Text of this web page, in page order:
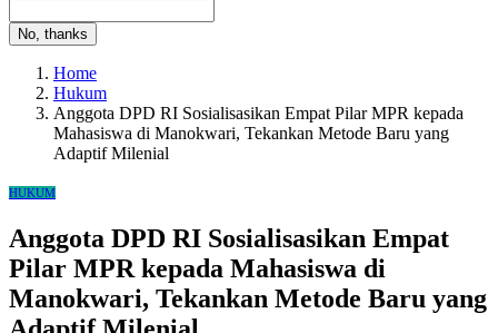
No, thanks
Home
Hukum
Anggota DPD RI Sosialisasikan Empat Pilar MPR kepada
Mahasiswa di Manokwari, Tekankan Metode Baru yang
Adaptif Milenial
HUKUM
Anggota DPD RI Sosialisasikan Empat
Pilar MPR kepada Mahasiswa di
Manokwari, Tekankan Metode Baru yang